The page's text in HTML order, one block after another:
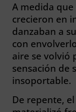
A medida
crecieron en
danzaban a
con
aire se volvió
sensación de
insoportable.
De repente,